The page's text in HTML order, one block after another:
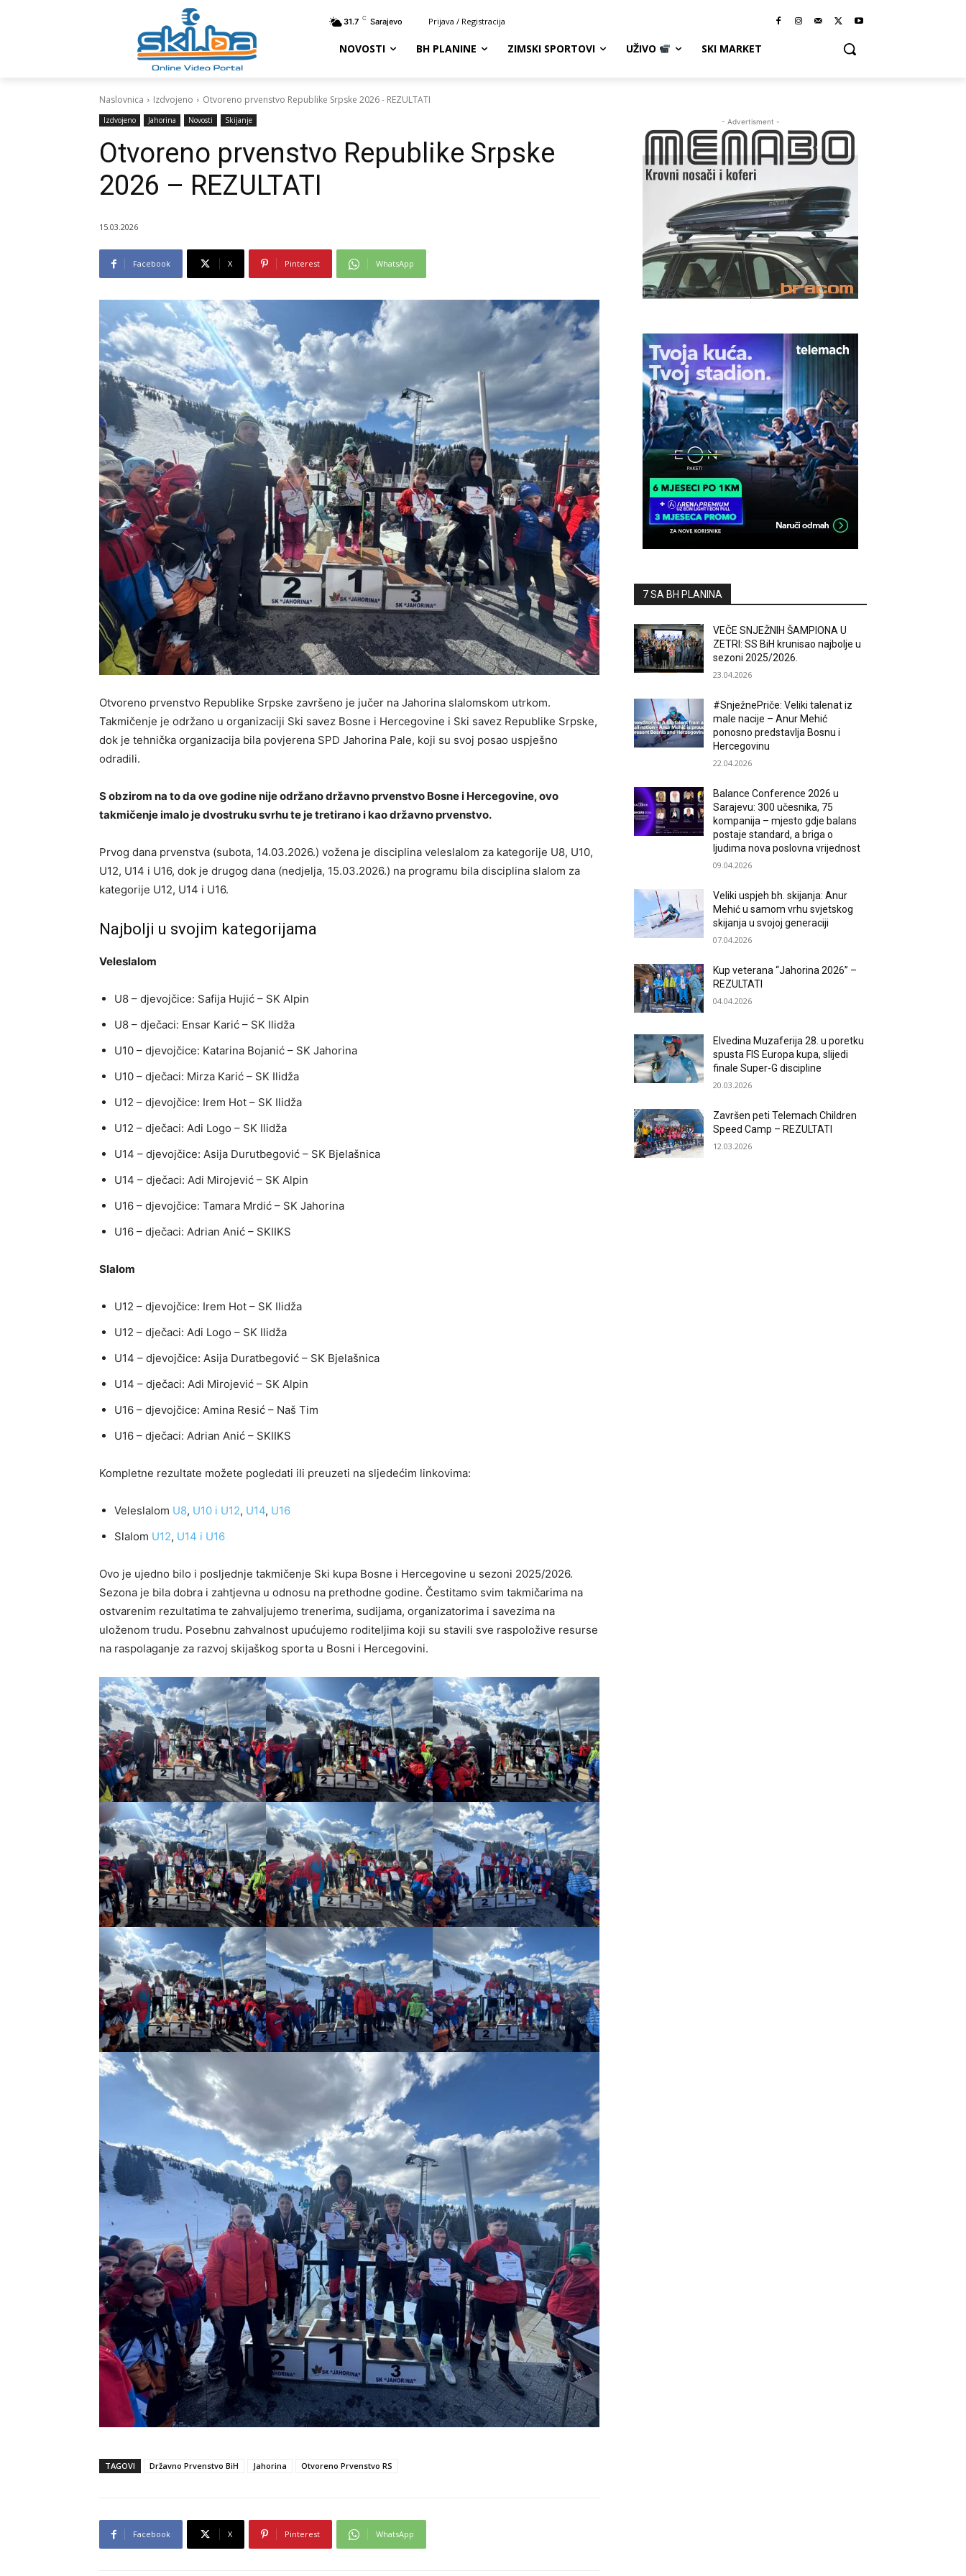
31.7 C Sarajevo Prijava / Registracija
NOVOSTI BH PLANINE ZIMSKI SPORTOVI UŽIVO SKI MARKET
Naslovnica Izdvojeno Otvoreno prvenstvo Republike Srpske 2026 - REZULTATI
Izdvojeno Jahorina Novosti Skijanje
Otvoreno prvenstvo Republike Srpske
2026 – REZULTATI
15.03.2026
Facebook X Pinterest WhatsApp
Otvoreno prvenstvo Republike Srpske završeno je jučer na Jahorina slalomskom utrkom.
Takmičenje je održano u organizaciji Ski savez Bosne i Hercegovine i Ski savez Republike Srpske,
dok je tehnička organizacija bila povjerena SPD Jahorina Pale, koji su svoj posao uspješno
odradili.
S obzirom na to da ove godine nije održano državno prvenstvo Bosne i Hercegovine, ovo
takmičenje imalo je dvostruku svrhu te je tretirano i kao državno prvenstvo.
Prvog dana prvenstva (subota, 14.03.2026.) vožena je disciplina veleslalom za kategorije U8, U10,
U12, U14 i U16, dok je drugog dana (nedjelja, 15.03.2026.) na programu bila disciplina slalom za
kategorije U12, U14 i U16.
Najbolji u svojim kategorijama
Veleslalom
U8 – djevojčice: Safija Hujić – SK Alpin
U8 – dječaci: Ensar Karić – SK Ilidža
U10 – djevojčice: Katarina Bojanić – SK Jahorina
U10 – dječaci: Mirza Karić – SK Ilidža
U12 – djevojčice: Irem Hot – SK Ilidža
U12 – dječaci: Adi Logo – SK Ilidža
U14 – djevojčice: Asija Durutbegović – SK Bjelašnica
U14 – dječaci: Adi Mirojević – SK Alpin
U16 – djevojčice: Tamara Mrdić – SK Jahorina
U16 – dječaci: Adrian Anić – SKIIKS
Slalom
U12 – djevojčice: Irem Hot – SK Ilidža
U12 – dječaci: Adi Logo – SK Ilidža
U14 – djevojčice: Asija Duratbegović – SK Bjelašnica
U14 – dječaci: Adi Mirojević – SK Alpin
U16 – djevojčice: Amina Resić – Naš Tim
U16 – dječaci: Adrian Anić – SKIIKS
Kompletne rezultate možete pogledati ili preuzeti na sljedećim linkovima:
Veleslalom U8, U10 i U12, U14, U16
Slalom U12, U14 i U16
Ovo je ujedno bilo i posljednje takmičenje Ski kupa Bosne i Hercegovine u sezoni 2025/2026.
Sezona je bila dobra i zahtjevna u odnosu na prethodne godine. Čestitamo svim takmičarima na
ostvarenim rezultatima te zahvaljujemo trenerima, sudijama, organizatorima i savezima na
uloženom trudu. Posebnu zahvalnost upućujemo roditeljima koji su stavili sve raspoložive resurse
na raspolaganje za razvoj skijaškog sporta u Bosni i Hercegovini.
TAGOVI Državno Prvenstvo BiH Jahorina Otvoreno Prvenstvo RS
Facebook X Pinterest WhatsApp
- Advertisment -
7 SA BH PLANINA
VEČE SNJEŽNIH ŠAMPIONA U
ZETRI: SS BiH krunisao najbolje u
sezoni 2025/2026.
23.04.2026
#SnježnePriče: Veliki talenat iz
male nacije – Anur Mehić
ponosno predstavlja Bosnu i
Hercegovinu
22.04.2026
Balance Conference 2026 u
Sarajevu: 300 učesnika, 75
kompanija – mjesto gdje balans
postaje standard, a briga o
ljudima nova poslovna vrijednost
09.04.2026
Veliki uspjeh bh. skijanja: Anur
Mehić u samom vrhu svjetskog
skijanja u svojoj generaciji
07.04.2026
Kup veterana “Jahorina 2026” –
REZULTATI
04.04.2026
Elvedina Muzaferija 28. u poretku
spusta FIS Europa kupa, slijedi
finale Super-G discipline
20.03.2026
Završen peti Telemach Children
Speed Camp – REZULTATI
12.03.2026